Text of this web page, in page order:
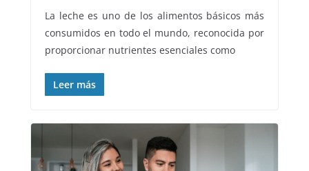
La leche es uno de los alimentos básicos más
consumidos en todo el mundo, reconocida por
proporcionar nutrientes esenciales como
Leer más